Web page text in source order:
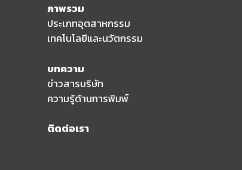
ภาพรวม
ประเภทอุตสาหกรรม
เทคโนโลยีและนวัตกรรม
บทความ
ข่าวสารบริษัท
ความรู้ด้านการพิมพ์
ติดต่อเรา